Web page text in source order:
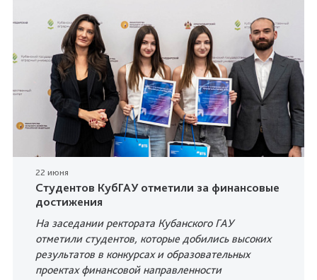
22 июня
Студентов КубГАУ отметили за финансовые
достижения
На заседании ректората Кубанского ГАУ
отметили студентов, которые добились высоких
результатов в конкурсах и образовательных
проектах финансовой направленности